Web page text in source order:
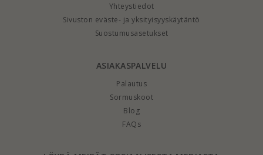
Yhteystiedot
Sivuston eväste- ja yksityisyyskäytäntö
Suostumusasetukset
ASIAKASPALVELU
Palautus
Sormuskoot
Blog
FAQs